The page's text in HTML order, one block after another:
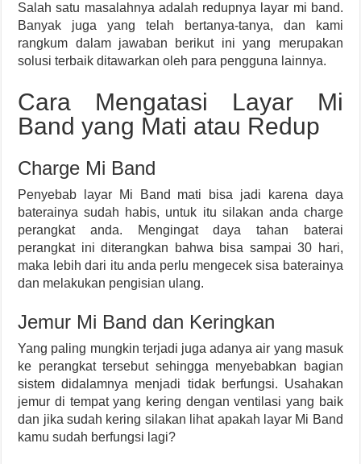
Salah satu masalahnya adalah redupnya layar mi band.
Banyak juga yang telah bertanya-tanya, dan kami
rangkum dalam jawaban berikut ini yang merupakan
solusi terbaik ditawarkan oleh para pengguna lainnya.
Cara Mengatasi Layar Mi
Band yang Mati atau Redup
Charge Mi Band
Penyebab layar Mi Band mati bisa jadi karena daya
baterainya sudah habis, untuk itu silakan anda charge
perangkat anda. Mengingat daya tahan baterai
perangkat ini diterangkan bahwa bisa sampai 30 hari,
maka lebih dari itu anda perlu mengecek sisa baterainya
dan melakukan pengisian ulang.
Jemur Mi Band dan Keringkan
Yang paling mungkin terjadi juga adanya air yang masuk
ke perangkat tersebut sehingga menyebabkan bagian
sistem didalamnya menjadi tidak berfungsi. Usahakan
jemur di tempat yang kering dengan ventilasi yang baik
dan jika sudah kering silakan lihat apakah layar Mi Band
kamu sudah berfungsi lagi?